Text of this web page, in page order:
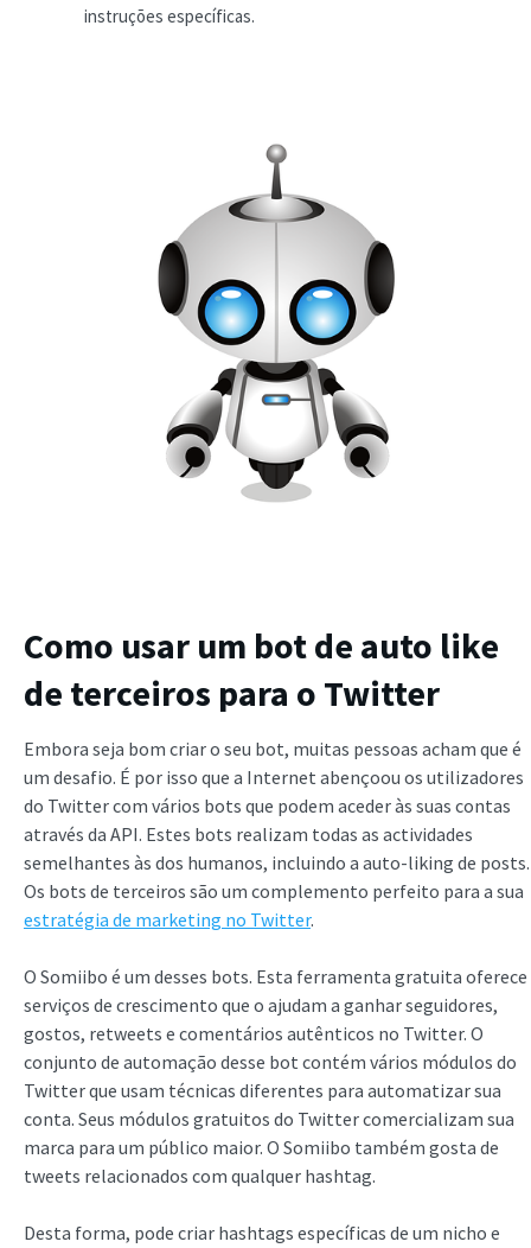
instruções específicas.
Como usar um bot de auto like
de terceiros para o Twitter
Embora seja bom criar o seu bot, muitas pessoas acham que é
um desafio. É por isso que a Internet abençoou os utilizadores
do Twitter com vários bots que podem aceder às suas contas
através da API. Estes bots realizam todas as actividades
semelhantes às dos humanos, incluindo a auto-liking de posts.
Os bots de terceiros são um complemento perfeito para a sua
estratégia de marketing no Twitter.
O Somiibo é um desses bots. Esta ferramenta gratuita oferece
serviços de crescimento que o ajudam a ganhar seguidores,
gostos, retweets e comentários autênticos no Twitter. O
conjunto de automação desse bot contém vários módulos do
Twitter que usam técnicas diferentes para automatizar sua
conta. Seus módulos gratuitos do Twitter comercializam sua
marca para um público maior. O Somiibo também gosta de
tweets relacionados com qualquer hashtag.
Desta forma, pode criar hashtags específicas de um nicho e